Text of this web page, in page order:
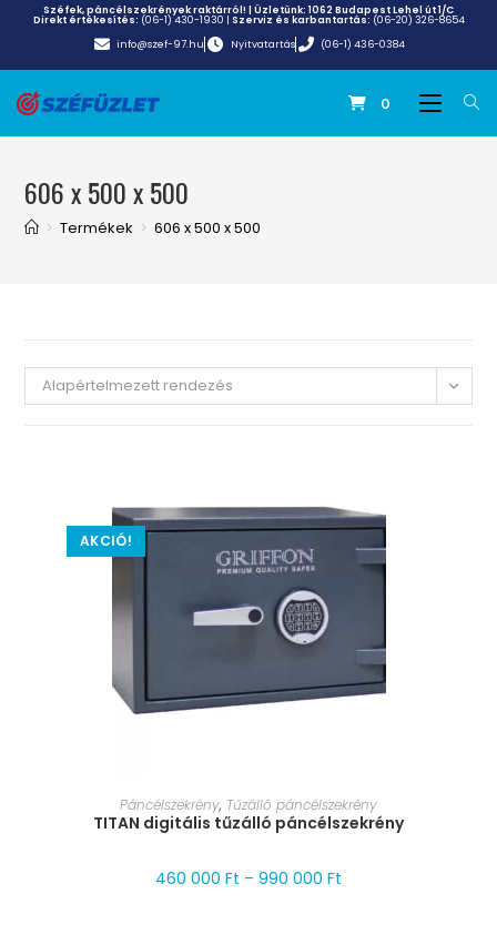
Széfek, páncélszekrények raktárról! | Üzletünk:1062 Budapest Lehel út 1/C
Direkt értékesítés: (06-1) 430-1930 | Szerviz és karbantartás: (06-20) 326-8654
info@szef-97.hu
Nyitvatartás (06-1) 436-0384
0
606 x 500 x 500
> Termékek > 606 x 500 x 500
Alapértelmezett rendezés
AKCIÓ!
MÉRET VÁLASZTÁSA
Páncélszekrény, Tűzálló páncélszekrény
TITAN digitális tűzálló páncélszekrény
460 000 Ft – 990 000 Ft